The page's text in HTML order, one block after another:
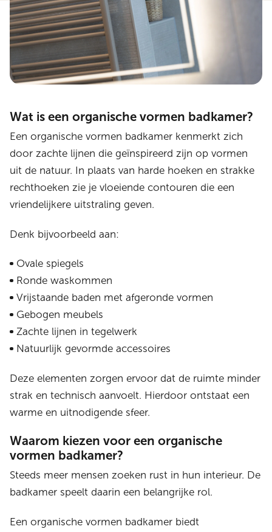
Wat is een organische vormen badkamer?
Een organische vormen badkamer kenmerkt zich
door zachte lijnen die geïnspireerd zijn op vormen
uit de natuur. In plaats van harde hoeken en strakke
rechthoeken zie je vloeiende contouren die een
vriendelijkere uitstraling geven.
Denk bijvoorbeeld aan:
Ovale spiegels
Ronde waskommen
Vrijstaande baden met afgeronde vormen
Gebogen meubels
Zachte lijnen in tegelwerk
Natuurlijk gevormde accessoires
Deze elementen zorgen ervoor dat de ruimte minder
strak en technisch aanvoelt. Hierdoor ontstaat een
warme en uitnodigende sfeer.
Waarom kiezen voor een organische
vormen badkamer?
Steeds meer mensen zoeken rust in hun interieur. De
badkamer speelt daarin een belangrijke rol.
Een organische vormen badkamer biedt